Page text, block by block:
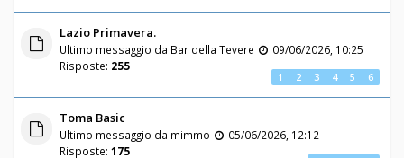
Lazio Primavera.
Ultimo messaggio da Bar della Tevere
09/06/2026, 10:25
Risposte: 255
1 2 3 4 5 6
Toma Basic
Ultimo messaggio da mimmo
05/06/2026, 12:12
Risposte: 175